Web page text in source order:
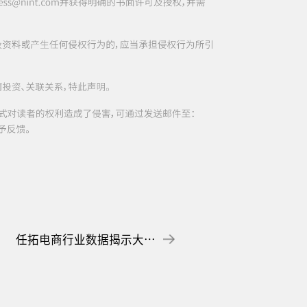
任拓电商行业数据揭示大健康益生菌赛道迈向百亿销额的增长动因